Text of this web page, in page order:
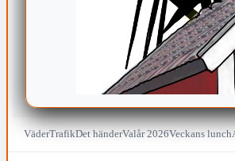
VäderTrafikDet händerValår 2026Veckans lunch